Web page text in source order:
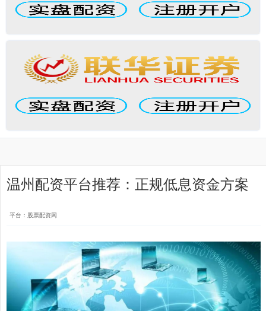
温州配资平台推荐：正规低息资金方案
平台：股票配资网